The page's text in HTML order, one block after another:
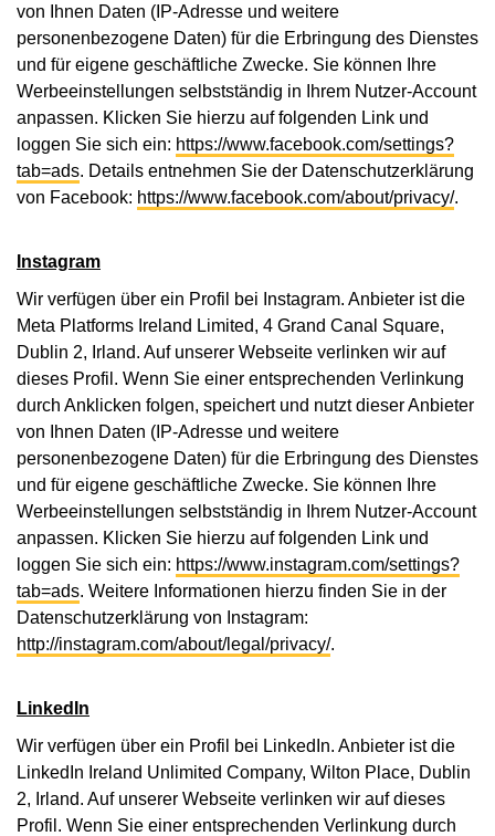
von Ihnen Daten (IP-Adresse und weitere
personenbezogene Daten) für die Erbringung des Dienstes
und für eigene geschäftliche Zwecke. Sie können Ihre
Werbeeinstellungen selbstständig in Ihrem Nutzer-Account
anpassen. Klicken Sie hierzu auf folgenden Link und
loggen Sie sich ein: https://www.facebook.com/settings?
tab=ads. Details entnehmen Sie der Datenschutzerklärung
von Facebook: https://www.facebook.com/about/privacy/.
Instagram
Wir verfügen über ein Profil bei Instagram. Anbieter ist die
Meta Platforms Ireland Limited, 4 Grand Canal Square,
Dublin 2, Irland. Auf unserer Webseite verlinken wir auf
dieses Profil. Wenn Sie einer entsprechenden Verlinkung
durch Anklicken folgen, speichert und nutzt dieser Anbieter
von Ihnen Daten (IP-Adresse und weitere
personenbezogene Daten) für die Erbringung des Dienstes
und für eigene geschäftliche Zwecke. Sie können Ihre
Werbeeinstellungen selbstständig in Ihrem Nutzer-Account
anpassen. Klicken Sie hierzu auf folgenden Link und
loggen Sie sich ein: https://www.instagram.com/settings?
tab=ads. Weitere Informationen hierzu finden Sie in der
Datenschutzerklärung von Instagram:
http://instagram.com/about/legal/privacy/.
LinkedIn
Wir verfügen über ein Profil bei LinkedIn. Anbieter ist die
LinkedIn Ireland Unlimited Company, Wilton Place, Dublin
2, Irland. Auf unserer Webseite verlinken wir auf dieses
Profil. Wenn Sie einer entsprechenden Verlinkung durch